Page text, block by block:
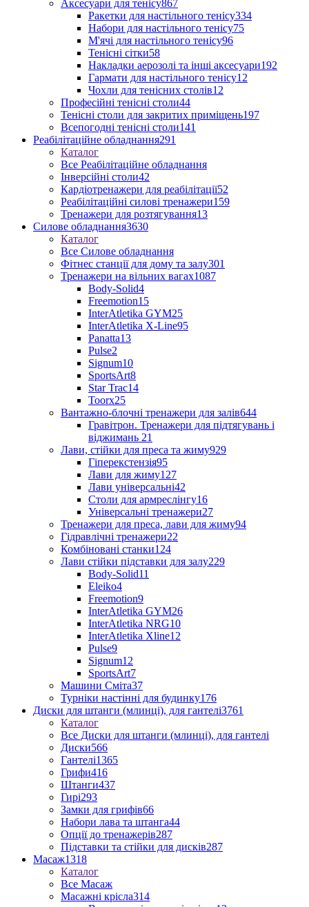
Аксесуари для тенісу867
Ракетки для настільного тенісу334
Набори для настільного тенісу75
М'ячі для настільного тенісу96
Тенісні сітки58
Накладки аерозолі та інші аксесуари192
Гармати для настільного тенісу12
Чохли для тенісних столів12
Професійні тенісні столи44
Тенісні столи для закритих приміщень197
Всепогодні тенісні столи141
Реабілітаційне обладнання291
Каталог
Все Реабілітаційне обладнання
Інверсійні столи42
Кардіотренажери для реабілітації52
Реабілітаційні силові тренажери159
Тренажери для розтягування13
Силове обладнання3630
Каталог
Все Силове обладнання
Фітнес станції для дому та залу301
Тренажери на вільних вагах1087
Body-Solid4
Freemotion15
InterAtletika GYM25
InterAtletika X-Line95
Panatta13
Pulse2
Signum10
SportsArt8
Star Trac14
Toorx25
Вантажно-блочні тренажери для залів644
Гравітрон. Тренажери для підтягувань і
віджимань 21
Лави, стійки для преса та жиму929
Гіперекстензія95
Лави для жиму127
Лави універсальні42
Столи для армреслінгу16
Універсальні тренажери27
Тренажери для преса, лави для жиму94
Гідравлічні тренажери22
Комбіновані станки124
Лави стійки підставки для залу229
Body-Solid11
Eleiko4
Freemotion9
InterAtletika GYM26
InterAtletika NRG10
InterAtletika Xline12
Pulse9
Signum12
SportsArt7
Машини Сміта37
Турніки настінні для будинку176
Диски для штанги (млинці), для гантелі3761
Каталог
Все Диски для штанги (млинці), для гантелі
Диски566
Гантелі1365
Грифи416
Штанги437
Гирі293
Замки для грифів66
Набори лава та штанга44
Опції до тренажерів287
Підставки та стійки для дисків287
Масаж1318
Каталог
Все Масаж
Масажні крісла314